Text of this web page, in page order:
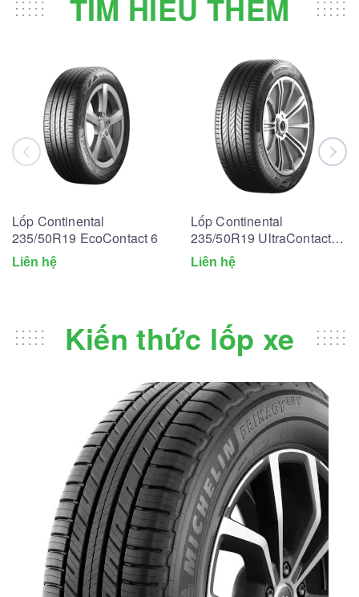
TÌM HIỂU THÊM
Lốp Continental
235/50R19 EcoContact 6
Liên hệ
Lốp Continental
235/50R19 UltraContact
UC6
Liên hệ
Kiến thức lốp xe